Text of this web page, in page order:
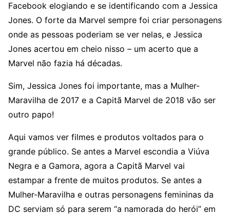
Facebook elogiando e se identificando com a Jessica
Jones. O forte da Marvel sempre foi criar personagens
onde as pessoas poderiam se ver nelas, e Jessica
Jones acertou em cheio nisso – um acerto que a
Marvel não fazia há décadas.
Sim, Jessica Jones foi importante, mas a Mulher-
Maravilha de 2017 e a Capitã Marvel de 2018 vão ser
outro papo!
Aqui vamos ver filmes e produtos voltados para o
grande público. Se antes a Marvel escondia a Viúva
Negra e a Gamora, agora a Capitã Marvel vai
estampar a frente de muitos produtos. Se antes a
Mulher-Maravilha e outras personagens femininas da
DC serviam só para serem “a namorada do herói” em